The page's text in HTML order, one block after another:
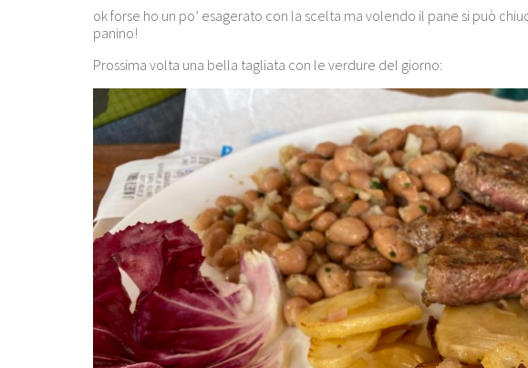
ok forse ho un po’ esagerato con la scelta ma volendo il pane si può
panino!
Prossima volta una bella tagliata con le verdure del giorno: